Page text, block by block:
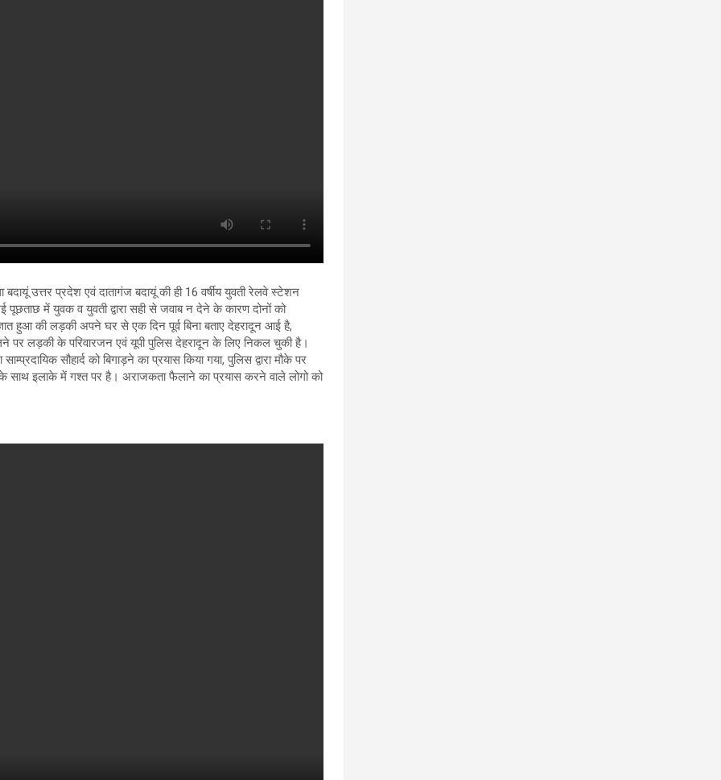
उत्तर प्रदेश एवं दातागंज बदायूं की ही 16 वर्षीय युवती रेलवे स्टेशन
में युवक व युवती द्वारा सही से जवाब न देने के कारण दोनों को
हुआ की लड़की अपने घर से एक दिन पूर्व बिना बताए देहरादून आई है,
पर लड़की के परिवारजन एवं यूपी पुलिस देहरादून के लिए निकल चुकी है।
सौहार्द को बिगाड़ने का प्रयास किया गया, पुलिस द्वारा मौके पर
साथ इलाके में गश्त पर है। अराजकता फैलाने का प्रयास करने वाले लोगो को